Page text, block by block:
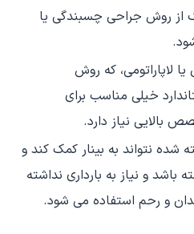
از روش جراحی چسبندگی یا
لاپاراتومی، که روش
خیلی مناسب برای
بالایی نیاز دارد.
نتواند به بینار کمک کند و
داشته باشد و نیاز به بارداری نداشته
و رحم استفاده می شود.